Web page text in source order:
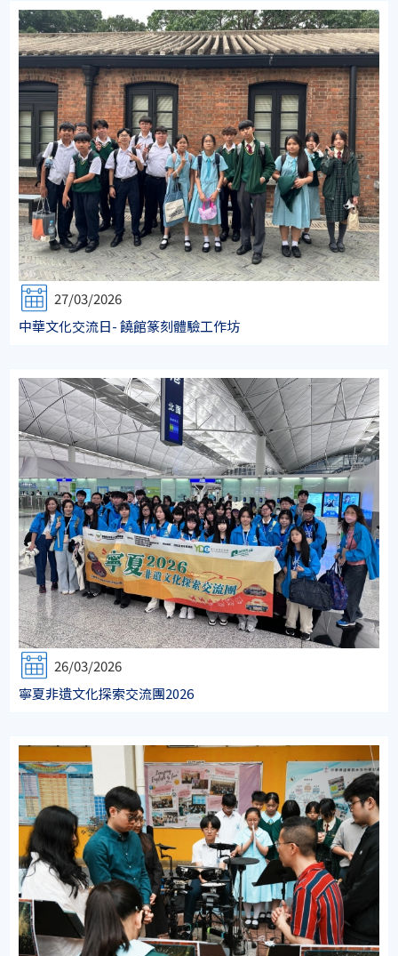
27/03/2026
中華文化交流日- 饒館篆刻體驗工作坊
26/03/2026
寧夏非遺文化探索交流團2026